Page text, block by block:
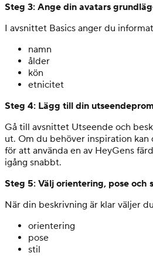
Steg 3: Ange din avatars
I avsnittet Basics anger du
namn
ålder
kön
etnicitet
Steg 4: Lägg till din
Gå till avsnittet Utseende och
ut. Om du behöver inspiration kan
för att använda en av HeyGens
igång snabbt.
Steg 5: Välj orientering, pose och
När din beskrivning är klar väljer
orientering
pose
stil